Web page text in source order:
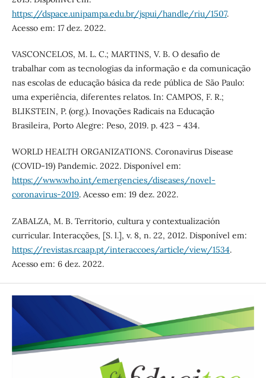
https://dspace.unipampa.edu.br/jspui/handle/riu/1507.
Acesso em: 17 dez. 2022.
VASCONCELOS, M. L. C.; MARTINS, V. B. O desafio de
trabalhar com as tecnologias da informação e da comunicação
nas escolas de educação básica da rede pública de São Paulo:
uma experiência, diferentes relatos. In: CAMPOS, F. R.;
BLIKSTEIN, P. (org.). Inovações Radicais na Educação
Brasileira, Porto Alegre: Peso, 2019. p. 423 – 434.
WORLD HEALTH ORGANIZATIONS. Coronavirus Disease
(COVID-19) Pandemic. 2022. Disponível em:
https://www.who.int/emergencies/diseases/novel-
coronavirus-2019. Acesso em: 19 dez. 2022.
ZABALZA, M. B. Territorio, cultura y contextualización
curricular. Interacções, [S. l.], v. 8, n. 22, 2012. Disponível em:
https://revistas.rcaap.pt/interaccoes/article/view/1534.
Acesso em: 6 dez. 2022.